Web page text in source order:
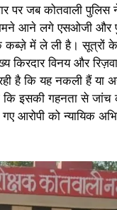
पर जब कोतवाली
आने लगे एसओजी और
कब्ज़े में ले ली है। सूत्रों
किरदार विनय और
है कि यह नकली हैं या
इसकी गहनता से
आरोपी को न्यायिक